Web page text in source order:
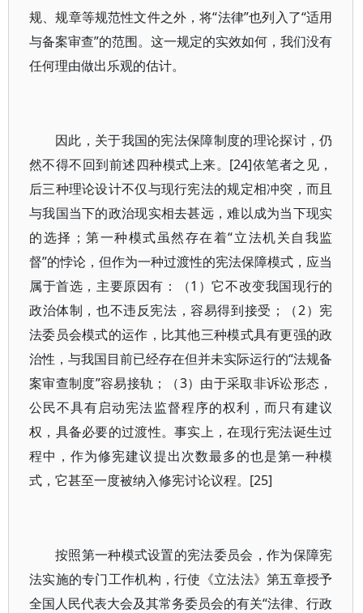
规、规章等规范性文件之外，将“法律”也列入了“适用
与备案审查”的范围。这一规定的实效如何，我们没有
任何理由做出乐观的估计。
因此，关于我国的宪法保障制度的理论探讨，仍
然不得不回到前述四种模式上来。[24]依笔者之见，
后三种理论设计不仅与现行宪法的规定相冲突，而且
与我国当下的政治现实相去甚远，难以成为当下现实
的选择；第一种模式虽然存在着“立法机关自我监
督”的悖论，但作为一种过渡性的宪法保障模式，应当
属于首选，主要原因有：（1）它不改变我国现行的
政治体制，也不违反宪法，容易得到接受；（2）宪
法委员会模式的运作，比其他三种模式具有更强的政
治性，与我国目前已经存在但并未实际运行的“法规备
案审查制度”容易接轨；（3）由于采取非诉讼形态，
公民不具有启动宪法监督程序的权利，而只有建议
权，具备必要的过渡性。事实上，在现行宪法诞生过
程中，作为修宪建议提出次数最多的也是第一种模
式，它甚至一度被纳入修宪讨论议程。[25]
按照第一种模式设置的宪法委员会，作为保障宪
法实施的专门工作机构，行使《立法法》第五章授予
全国人民代表大会及其常务委员会的有关“法律、行政